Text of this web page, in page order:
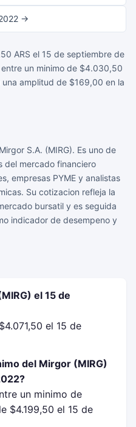
→
ARS el 15 de septiembre de
un minimo de $4.030,50
amplitud de $169,00 en la
S.A. (MIRG). Es uno de
del mercado financiero
empresas PYME y analistas
Su cotizacion refleja la
bursatil y es seguida
indicador de desempeno y
el 15 de
el 15 de
del Mirgor (MIRG)
un minimo de
$4.199,50 el 15 de